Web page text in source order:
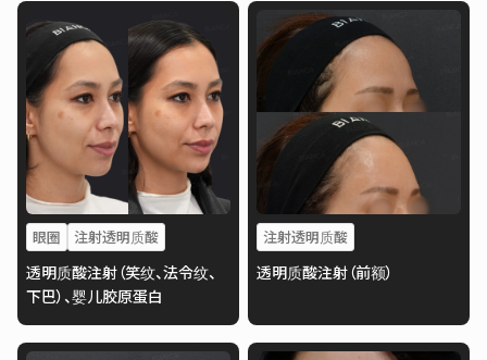
眼圈 注射透明质酸
透明质酸注射（笑纹、法令纹、
下巴）、婴儿胶原蛋白
注射透明质酸
透明质酸注射（前额）